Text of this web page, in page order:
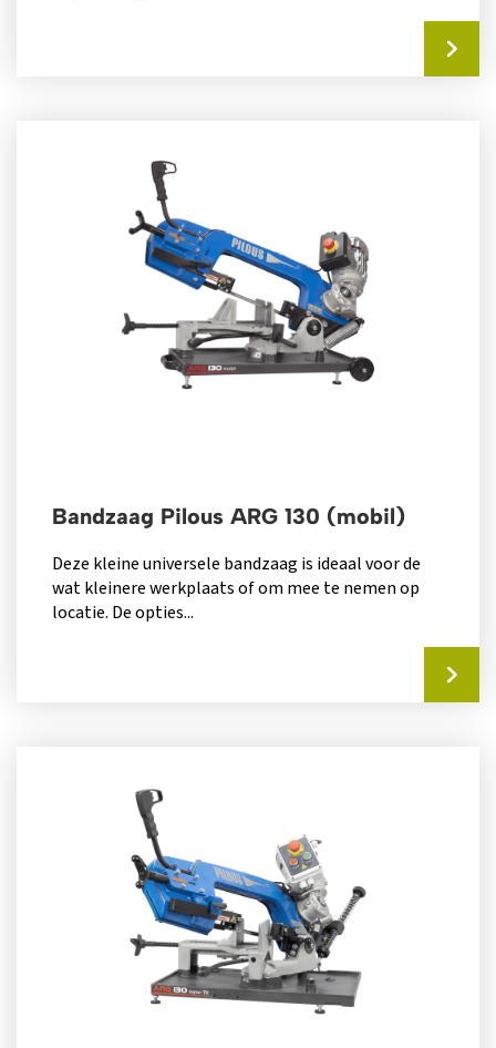
Bandzaag Pilous ARG 130 (mobil)
Deze kleine universele bandzaag is ideaal voor de
wat kleinere werkplaats of om mee te nemen op
locatie. De opties...